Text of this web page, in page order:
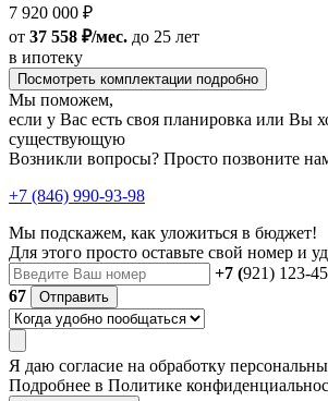
7 920 000 ₽
от 37 558 ₽/мес. до 25 лет
в ипотеку
Посмотреть комплектации подробно
Мы поможем,
если у Вас есть своя планировка или Вы
существующую
Возникли вопросы? Просто позвоните
+7 (846) 990-93-98
Мы подскажем, как уложиться в бюджет!
Для этого просто оставьте свой номер и
+7 (921) 123-
67
Отправить
Я даю согласие на обработку
Подробнее в Политике